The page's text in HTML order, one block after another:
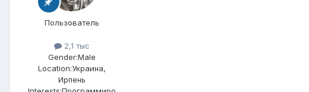
Пользователь
2,1 тыс
Gender:Male
Location:Украина,
Ирпень